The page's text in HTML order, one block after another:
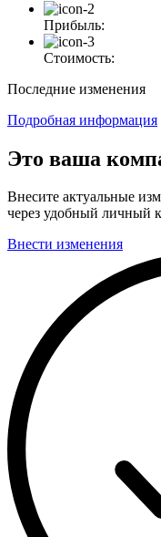
Прибыль:
Стоимость:
Последние изменения
Подробная информация
Это ваша
Внесите актуальные
через удобный личный
Внести изменения